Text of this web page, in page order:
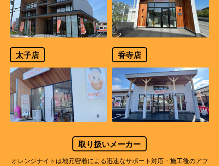
太子店 香寺店
取り扱いメーカー
オレンジナイトは地元密着による迅速なサポート対応・施工後のアフ